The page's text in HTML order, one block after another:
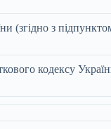
(згідно з
кодексу